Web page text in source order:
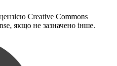
Creative Commons
якщо не зазначено інше.